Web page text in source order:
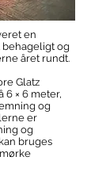
en
behageligt og
året rundt.
Glatz
6 × 6 meter,
og
er
og
bruges